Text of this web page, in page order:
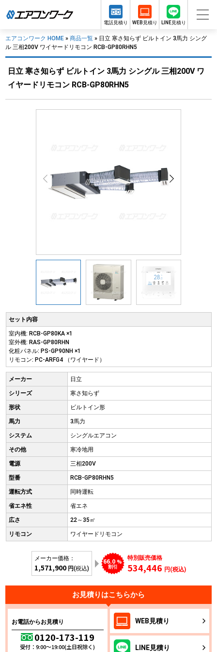
電話見積り WEB見積り LINE見積り
エアコンワーク HOME » 商品一覧 » 日立 寒さ知らず ビルトイン 3馬力 シング
ル 三相200V ワイヤードリモコン RCB-GP80RHN5
日立 寒さ知らず ビルトイン 3馬力 シングル 三相200V ワ
イヤードリモコン RCB-GP80RHN5
セット内容
室内機: RCB-GP80KA ×1
室外機: RAS-GP80RHN
化粧パネル: PS-GP90NH ×1
リモコン: PC-ARFG4 （ワイヤード）
メーカー 日立
シリーズ 寒さ知らず
形状 ビルトイン形
馬力 3馬力
システム シングルエアコン
その他 寒冷地用
電源 三相200V
型番 RCB-GP80RHN5
運転方式 同時運転
省エネ性 省エネ
広さ 22～35㎡
リモコン ワイヤードリモコン
メーカー価格：
1,571,900 円(税込)
66.0 %
割引
特別販売価格
534,446 円(税込)
お見積りはこちらから
お電話からお見積り
0120-173-119
受付：9:00～19:00(土日祝除く)
WEB 見積り
LINE見積り